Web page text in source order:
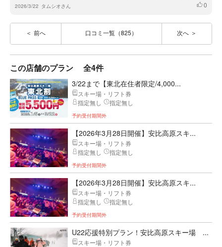
2026/3/22 タムシオさん いいね
0
前へ 口コミ一覧（825） 次へ
この店舗のプラン 全4件
3/22まで【東北在住者限定/4,000...
スキー場・リフト券
指定無し
指定無し
予約受付期間外
【2026年3月28日開催】安比高原スキ...
スキー場・リフト券
指定無し
指定無し
予約受付期間外
【2026年3月28日開催】安比高原スキ...
スキー場・リフト券
指定無し
指定無し
予約受付期間外
U22応援特別プラン！安比高原スキー場 ...
スキー場・リフト券